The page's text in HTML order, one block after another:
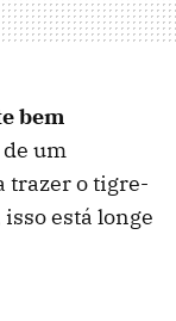
bem
um
trazer o tigre-
está longe